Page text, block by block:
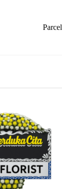
Parcel